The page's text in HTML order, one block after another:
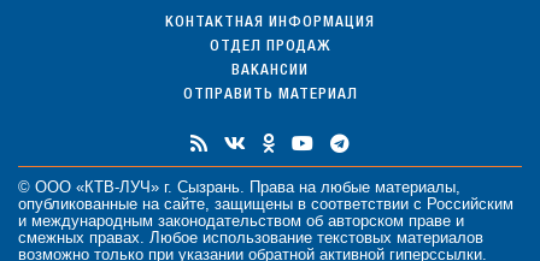
КОНТАКТНАЯ ИНФОРМАЦИЯ
ОТДЕЛ ПРОДАЖ
ВАКАНСИИ
ОТПРАВИТЬ МАТЕРИАЛ
© ООО «КТВ-ЛУЧ» г. Сызрань. Права на любые материалы,
опубликованные на сайте, защищены в соответствии с Российским
и международным законодательством об авторском праве и
смежных правах. Любое использование текстовых материалов
возможно только при указании обратной активной гиперссылки.